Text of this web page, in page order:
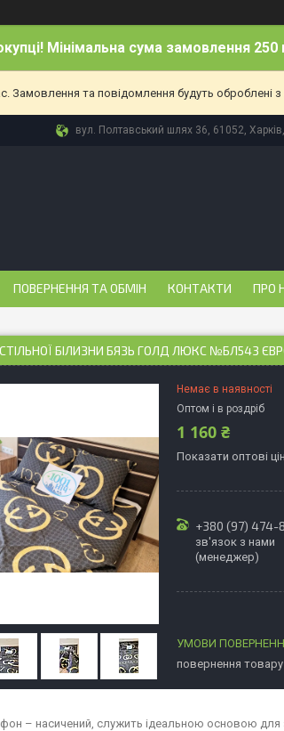
Мінімальна сума замовлення 250
Замовлення та повідомлення будуть оброблені
вул. Полтавський шлях 36, 61052,
ПОВЕРНЕННЯ ТА ОБМІН КОНТАКТИ ПРО
БІЛИЗНИ БЯЗЬ ГОЛД ЛЮКС №БЛ543
Немає в наявності
Оптом і в роздріб
1 160 ₴
Показати оптові
+380 (97) 474-
зв'язок з нами
(менеджер)
повернення
– насичений, служить ідеальною основою для